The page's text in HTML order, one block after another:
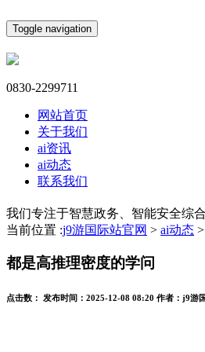
Toggle navigation
0830-2299711
网站首页
关于我们
ai资讯
ai动态
联系我们
我们专注于智慧政务、智能安全综
当前位置 :j9游国际站官网 > ai动态 >
都是高推理密度的学问
点击数： 发布时间： 2025-12-08 08:20 作者： j9游